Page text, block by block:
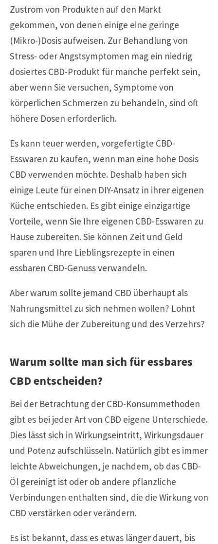
Zustrom von Produkten auf den Markt
gekommen, von denen einige eine geringe
(Mikro-)Dosis aufweisen. Zur Behandlung von
Stress- oder Angstsymptomen mag ein niedrig
dosiertes CBD-Produkt für manche perfekt sein,
aber wenn Sie versuchen, Symptome von
körperlichen Schmerzen zu behandeln, sind oft
höhere Dosen erforderlich.
Es kann teuer werden, vorgefertigte CBD-
Esswaren zu kaufen, wenn man eine hohe Dosis
CBD verwenden möchte. Deshalb haben sich
einige Leute für einen DIY-Ansatz in ihrer eigenen
Küche entschieden. Es gibt einige einzigartige
Vorteile, wenn Sie Ihre eigenen CBD-Esswaren zu
Hause zubereiten. Sie können Zeit und Geld
sparen und Ihre Lieblingsrezepte in einen
essbaren CBD-Genuss verwandeln.
Aber warum sollte jemand CBD überhaupt als
Nahrungsmittel zu sich nehmen wollen? Lohnt
sich die Mühe der Zubereitung und des Verzehrs?
Warum sollte man sich für essbares
CBD entscheiden?
Bei der Betrachtung der CBD-Konsummethoden
gibt es bei jeder Art von CBD eigene Unterschiede.
Dies lässt sich in Wirkungseintritt, Wirkungsdauer
und Potenz aufschlüsseln. Natürlich gibt es immer
leichte Abweichungen, je nachdem, ob das CBD-
Öl gereinigt ist oder ob andere pflanzliche
Verbindungen enthalten sind, die die Wirkung von
CBD verstärken oder verändern.
Es ist bekannt, dass es etwas länger dauert, bis